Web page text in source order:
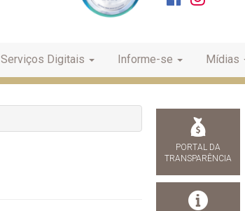
Serviços Digitais Informe-se Mídias
PORTAL DA
TRANSPARÊNCIA